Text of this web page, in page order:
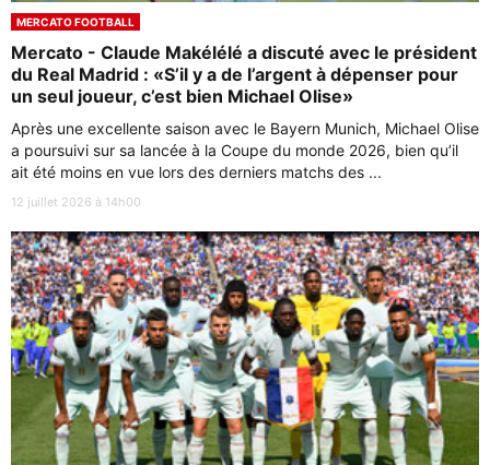
MERCATO FOOTBALL
Mercato - Claude Makélélé a discuté avec le président
du Real Madrid : «S’il y a de l’argent à dépenser pour
un seul joueur, c’est bien Michael Olise»
Après une excellente saison avec le Bayern Munich, Michael Olise
a poursuivi sur sa lancée à la Coupe du monde 2026, bien qu’il
ait été moins en vue lors des derniers matchs des ...
12 juillet 2026 à 14h00